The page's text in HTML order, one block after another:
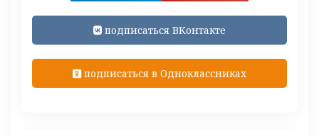
подписаться ВКонтакте
подписаться в Одноклассниках